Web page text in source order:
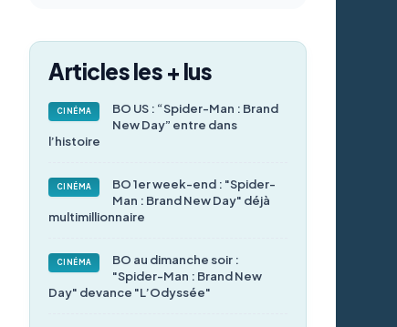
Articles les + lus
CINÉMA
BO US : “Spider-Man : Brand
New Day” entre dans
l’histoire
CINÉMA
BO 1er week-end : "Spider-
Man : Brand New Day" déjà
multimillionnaire
CINÉMA
BO au dimanche soir :
"Spider-Man : Brand New
Day" devance "L’Odyssée"